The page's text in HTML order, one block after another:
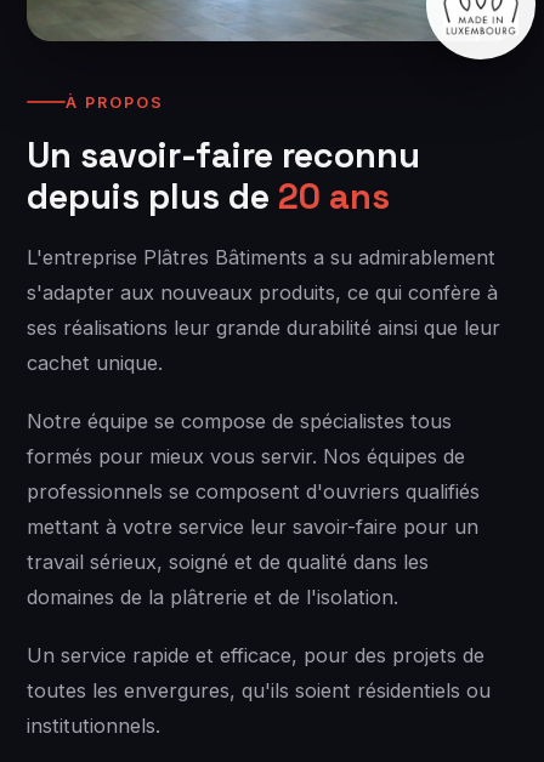
À PROPOS
Un savoir-faire reconnu
depuis plus de 20 ans
L'entreprise Plâtres Bâtiments a su admirablement
s'adapter aux nouveaux produits, ce qui confère à
ses réalisations leur grande durabilité ainsi que leur
cachet unique.
Notre équipe se compose de spécialistes tous
formés pour mieux vous servir. Nos équipes de
professionnels se composent d'ouvriers qualifiés
mettant à votre service leur savoir-faire pour un
travail sérieux, soigné et de qualité dans les
domaines de la plâtrerie et de l'isolation.
Un service rapide et efficace, pour des projets de
toutes les envergures, qu'ils soient résidentiels ou
institutionnels.